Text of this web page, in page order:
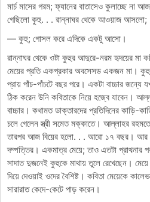
মার্চ মাসের গরম; ফ্যানের বাতাসেও কুলাচ্ছে না
গেছিলো কুহু. . . রান্নাঘর থেকে আওয়াজ আসলো;
— কুহু; গোসল করে এদিকে একটু আসো।
রান্নাঘর থেকে ওটা কুহুর আদুরে-নরম হৃদয়ের মা
মেয়ের প্রতি একপ্রকার অবসেসড একজন মা। কুহুর
প্রায় পাঁচ-পাঁচটে বছর পরে। একটা বাচ্চার জন্যে
ঠিক করেন উনি কবিতাকে নিয়ে হজ্বে যাবেন।
বাচ্চার। কথামত ডাক্তারদের প্রতিদিনের কাড়ি-
চলে গেলেন স্ত্রী সমেত মক্কাতে। আল্লাহর
তারপর আজ বিয়ের হলো. . . আরো ১৭ বছর। আর
দম্পত্তির। একমাত্র মেয়ে; তাও এতটা প্রাথনার
সাদাত দুজনেই কুহুকে মাথায় তুলে রেখেছেন।
দিয়ে দেওয়াই ওদের বৈশিষ্ট। কবিতা মেয়েকে
সারারাত কেদে-কেটে পাড় করেন।